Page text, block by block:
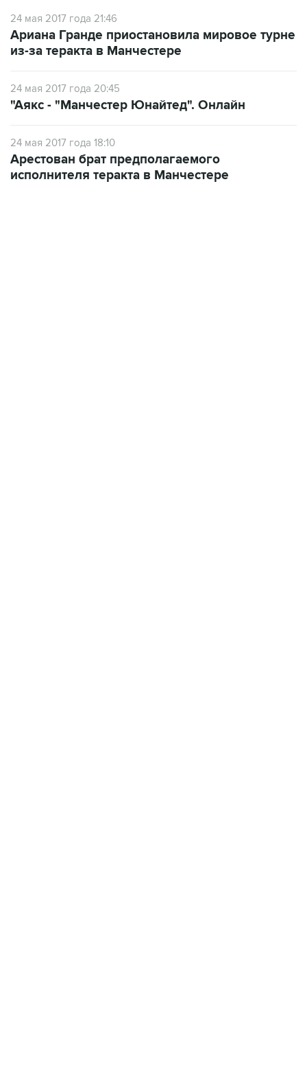
24 мая 2017 года 21:46
Ариана Гранде приостановила мировое турне
из-за теракта в Манчестере
24 мая 2017 года 20:45
"Аякс - "Манчестер Юнайтед". Онлайн
24 мая 2017 года 18:10
Арестован брат предполагаемого
исполнителя теракта в Манчестере